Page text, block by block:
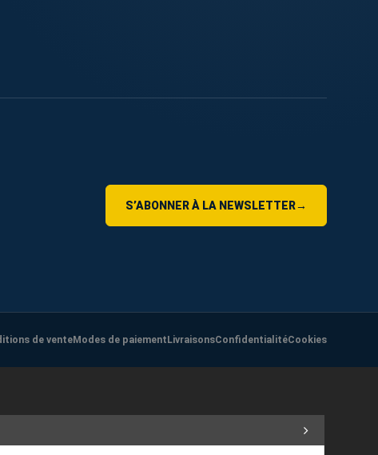
S’ABONNER À LA NEWSLETTER→
de venteModes de paiementLivraisonsConfidentialitéCookies